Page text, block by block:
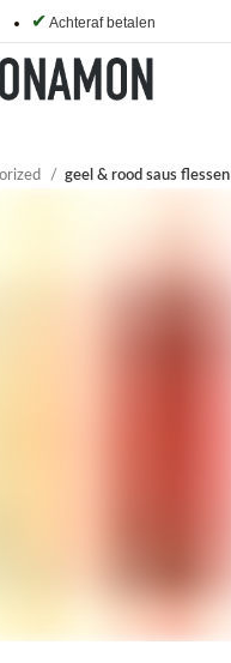
✔ Achteraf betalen
geel & rood saus flessen